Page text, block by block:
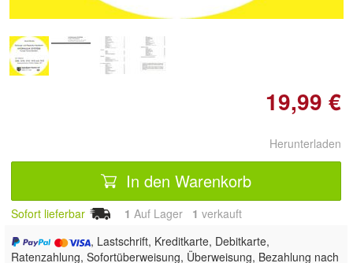
19,99 €
Herunterladen
In den Warenkorb
Sofort lieferbar 1 Auf Lager 1 verkauft
, Lastschrift, Kreditkarte, Debitkarte,
Ratenzahlung, Sofortüberweisung, Überweisung, Bezahlung nach